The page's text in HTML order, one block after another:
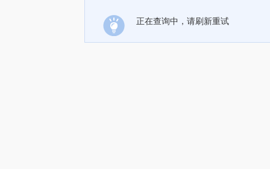
正在查询中，请刷新重试